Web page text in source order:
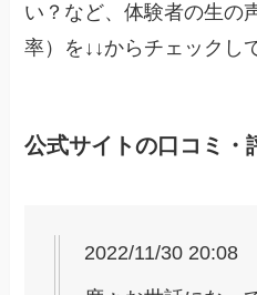
い？など、体験者の生の
率）を↓↓からチェックし
公式サイトの口コミ・
2022/11/30 20:08